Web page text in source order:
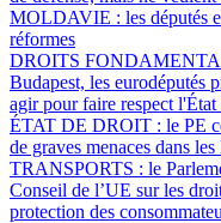
MOLDAVIE : les députés
réformes
DROITS
Budapest, les eurodéputés
agir pour faire respect
ÉTAT DE DROIT : le PE
de graves menaces dans
TRANSPORTS : le
Conseil de l’UE sur les
protection des